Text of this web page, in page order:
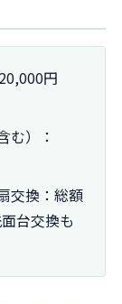
円
む）：
交換：総額
台交換も